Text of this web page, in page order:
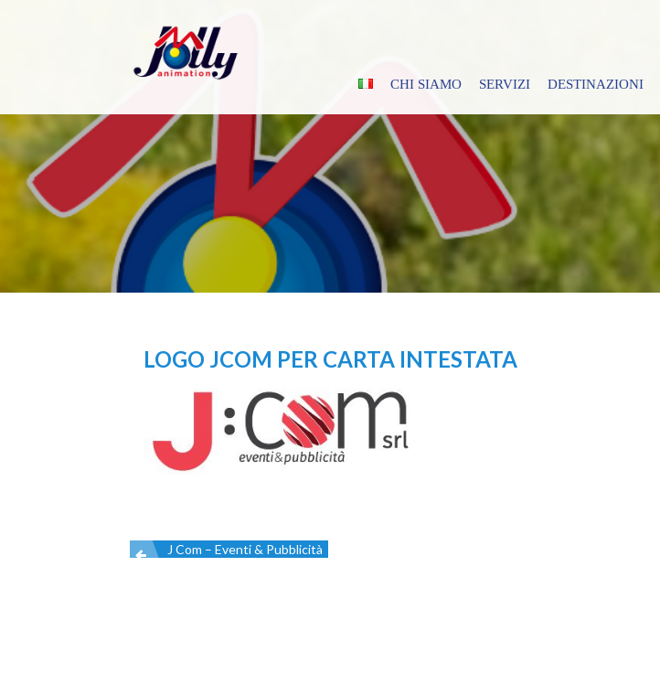
CHI SIAMO SERVIZI DESTINAZIONI
LOGO JCOM PER CARTA INTESTATA
Navigazione
J Com – Eventi & Pubblicità